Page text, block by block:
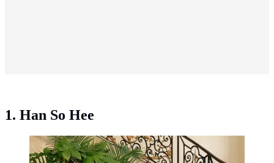
1. Han So Hee
Sederet selebriti ternama hadiri pagelaran busana Dior
Haute Couture Autumn Winter 2026/2027 (Dior)